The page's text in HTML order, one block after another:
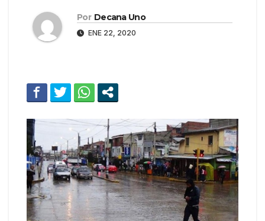
Por Decana Uno
ENE 22, 2020